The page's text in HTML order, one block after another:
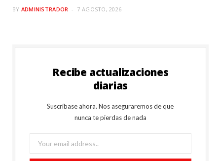
BY ADMINISTRADOR 7 AGOSTO, 2026
Recibe actualizaciones
diarias
Suscríbase ahora. Nos aseguraremos de que
nunca te pierdas de nada